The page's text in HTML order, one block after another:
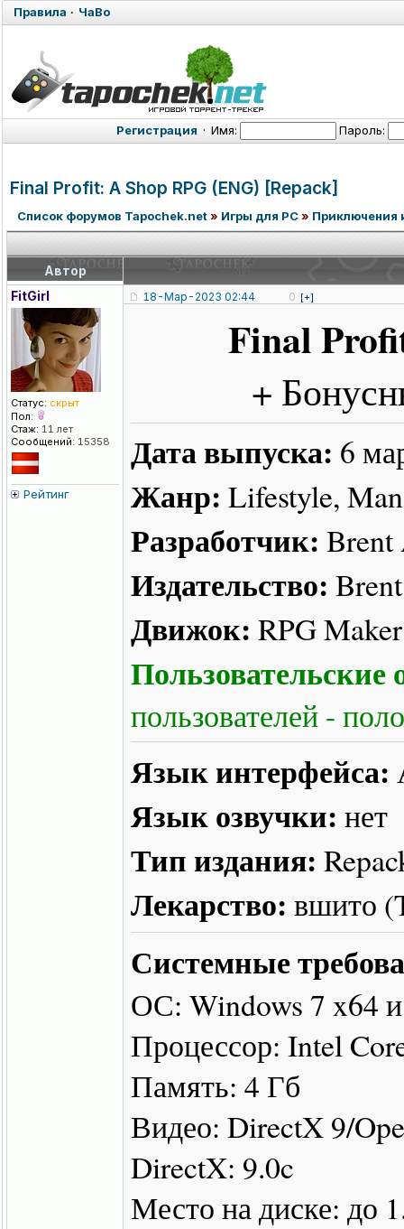
Правила · ЧаВо
Регистрация · Имя: Пароль:
Final Profit: A Shop RPG (ENG) [Repack]
Список форумов Tapochek.net» Игры для PC» Приключения
Автор
FitGirl
Статус: скрыт
Пол:
Стаж: 11 лет
Сообщений: 15358
Рейтинг
18-Мар-2023 02:44 0 [+]
Final
+
Дата выпуска: 6
Жанр: Lifestyle,
Разработчик:
Издательство:
Движок: RPG Maker
Пользовательские
пользователей -
Язык интерфейса:
Язык озвучки: нет
Тип издания:
Лекарство: вшито
Системные
ОС: Windows 7 x64
Процессор: Intel
Память: 4 Гб
Видео: DirectX 9/
DirectX: 9.0c
Место на диске: до